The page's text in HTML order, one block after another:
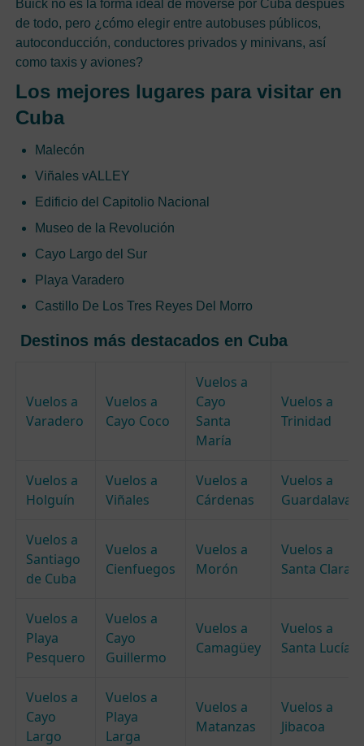
Buick no es la forma ideal de moverse por Cuba después
de todo, pero ¿cómo elegir entre autobuses públicos,
autoconducción, conductores privados y minivans, así
como taxis y aviones?
Los mejores lugares para visitar en
Cuba
Malecón
Viñales vALLEY
Edificio del Capitolio Nacional
Museo de la Revolución
Cayo Largo del Sur
Playa Varadero
Castillo De Los Tres Reyes Del Morro
Destinos más destacados en Cuba
Vuelos a
Varadero
Vuelos a
Cayo Coco
Vuelos a
Cayo
Santa
María
Vuelos a
Trinidad
Vuelos a
Holguín
Vuelos a
Viñales
Vuelos a
Cárdenas
Vuelos a
Vuelos a
Santiago
de Cuba
Vuelos a
Cienfuegos
Vuelos a
Morón
Vuelos a
Santa Clara
Vuelos a
Playa
Pesquero
Vuelos a
Cayo
Guillermo
Vuelos a
Camagüey
Vuelos a
Santa Lucía
Vuelos a
Cayo
Largo
Vuelos a
Playa
Larga
Vuelos a
Matanzas
Vuelos a
Jibacoa